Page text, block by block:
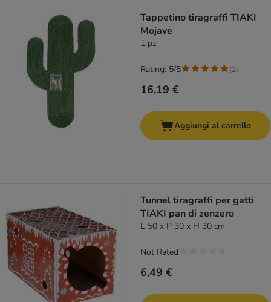
Tappetino tiragraffi TIAKI
Mojave
1 pz
16,19 €
Rating: 5/5 (2)
Aggiungi al carrello
Tunnel tiragraffi per gatti
TIAKI pan di zenzero
L 50 x P 30 x H 30 cm
6,49 €
Not Rated